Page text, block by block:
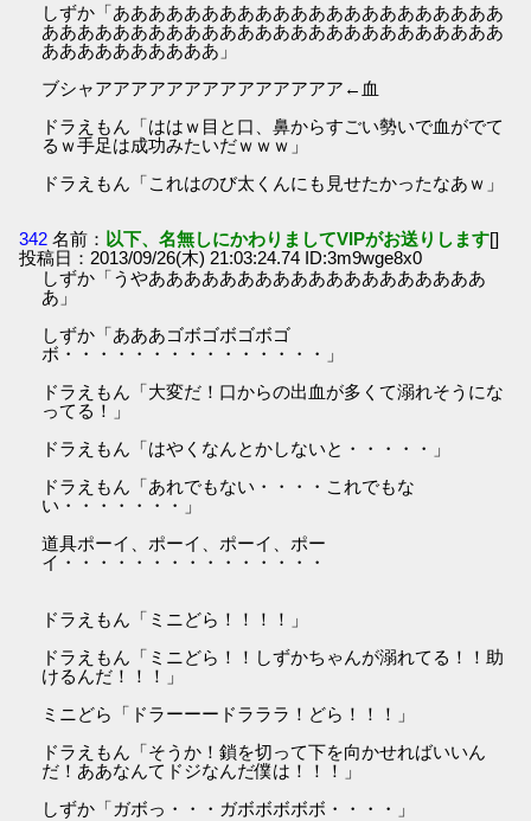
しずか「ああああああああああああああああああああああ
ああああああああああああああああああああああああああ
ああああああああああ」
ブシャアアアアアアアアアアアアアア←血
ドラえもん「ははｗ目と口、鼻からすごい勢いで血がでて
るｗ手足は成功みたいだｗｗｗ」
ドラえもん「これはのび太くんにも見せたかったなあｗ」
342 名前： 以下、名無しにかわりましてVIPがお送りします[]
投稿日：2013/09/26(木) 21:03:24.74 ID:3m9wge8x0
しずか「うやあああああああああああああああああああ
あ」
しずか「あああゴボゴボゴボゴ
ボ・・・・・・・・・・・・・・・」
ドラえもん「大変だ！口からの出血が多くて溺れそうにな
ってる！」
ドラえもん「はやくなんとかしないと・・・・・」
ドラえもん「あれでもない・・・・これでもな
い・・・・・・・」
道具ポーイ、ポーイ、ポーイ、ポー
イ・・・・・・・・・・・・・・・
ドラえもん「ミニどら！！！！」
ドラえもん「ミニどら！！しずかちゃんが溺れてる！！助
けるんだ！！！」
ミニどら「ドラーーードラララ！どら！！！」
ドラえもん「そうか！鎖を切って下を向かせればいいん
だ！ああなんてドジなんだ僕は！！！」
しずか「ガボっ・・・ガボボボボボ・・・・」